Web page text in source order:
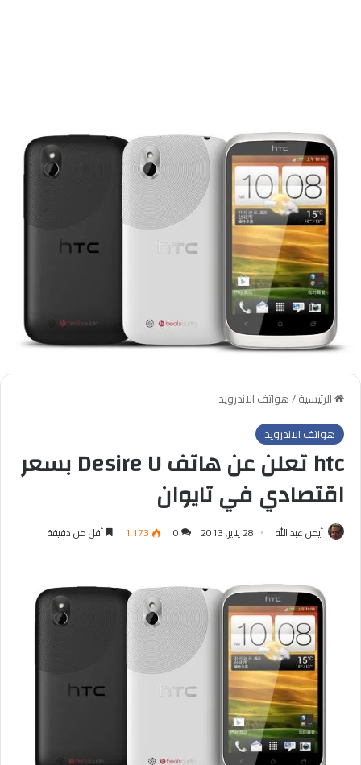
الرئيسية/هواتف الاندرويد
هواتف الاندرويد
htc تعلن عن هاتف Desire U بسعر
اقتصادي في تايوان
أيمن عبد الله 28 يناير, 2013 0 1٬173 أقل من دقيقة